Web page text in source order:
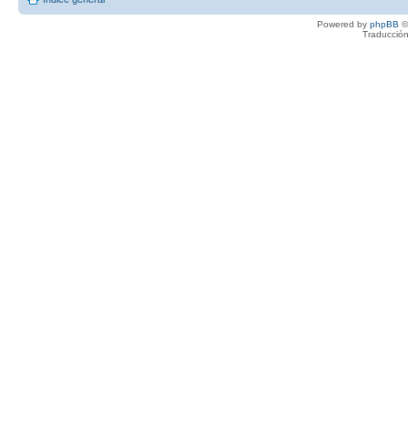
Powered by phpBB